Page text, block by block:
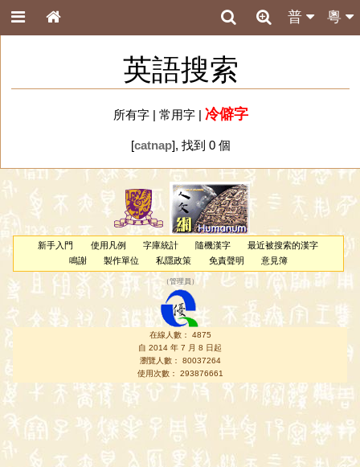
粵
普
英語搜索
所有字| 常用字| 冷僻字
[catnap], 找到 0 個
新手入門 使用凡例 字庫統計 隨機漢字
最近被搜索的漢字
鳴謝
製作單位 私隱政策 免責聲明 意見簿
（管理員 ）
在線人數： 4875
自 2014 年 7 月 8 日起
瀏覽人數： 80037264
使用次數： 293876661